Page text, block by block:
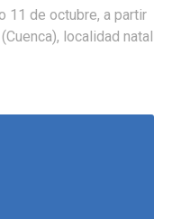
11 de octubre, a partir
localidad natal